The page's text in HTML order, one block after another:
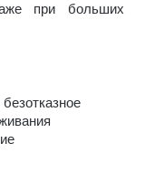
при больших